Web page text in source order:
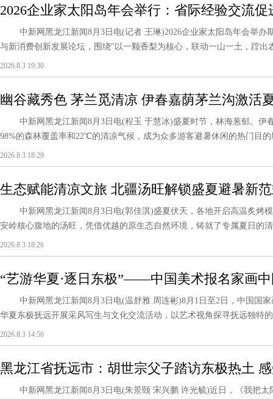
2026企业家太阳岛年会举行：省际经验交流
中新网黑龙江新闻8月3日电(记者 王琳)2026企业家太阳岛年会举办
与新消费创新发展论坛，围绕"以一颗香梨为核心，联动一山一土，蹚
2026.8.3 19:30
幽谷藏秀色 茅兰觅清凉 伊春嘉荫茅兰沟激活
中新网黑龙江新闻8月3日电(程玉 于慧冰)盛夏时节，林海葱郁。伊
98%的森林覆盖率和22℃的清凉气候，成为众多游客避暑休闲的热门目
的....
2026.8.3 18:29
生态赋能清凉文旅 北疆汤旺解锁盛夏避暑新
中新网黑龙江新闻8月3日电(郭佳淇)盛夏伏天，各地开启高温炙烤模
安岭核心腹地的汤旺，凭借优越的原生态自然环境，铸就了专属夏日的
2026.8.3 18:26
“艺游华夏·逐日东极”——中国美术报名家画
进抚远
中新网黑龙江新闻8月3日电(温舒雅 周连彬)8月1日至2日，中国国家
华夏东极抚远开展采风写生与文化交流活动，以艺术视角探寻抚远独特
2026.8.3 14:56
黑龙江省抚远市：胡世宗父子踏访东极热土
中新网黑龙江新闻8月3日电(朱景颐 宋兴鹏 许光毓)近日，《我把太